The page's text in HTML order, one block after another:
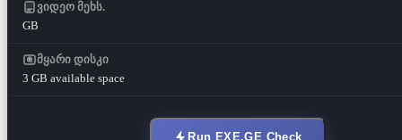
ვიდეო მეხს.
GB
მყარი დისკი
3 GB available space
Run EXE.GE Check